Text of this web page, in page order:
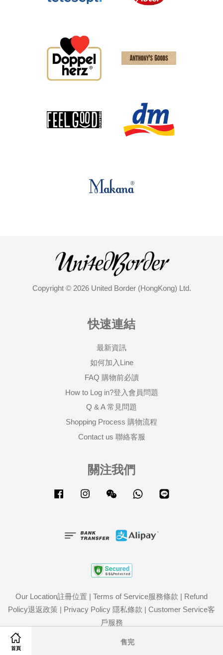
首頁
售完
Copyright © 2026 United Border (HongKong) Ltd.
快速連結
最新資訊
如何加入Line
FAQ 購物前必讀
How to Log in?登入會員問題
Q & A 常見問題
Shopping Process 購物流程
Contact us 聯絡客服
關注我們
Facebook Instagram Wechat Whatsapp
Our Location註冊位置 | Terms of Service服務條款 | Refund
Policy退返政策 | Privacy Policy 隱私條款 | Customer Service客
戶服務